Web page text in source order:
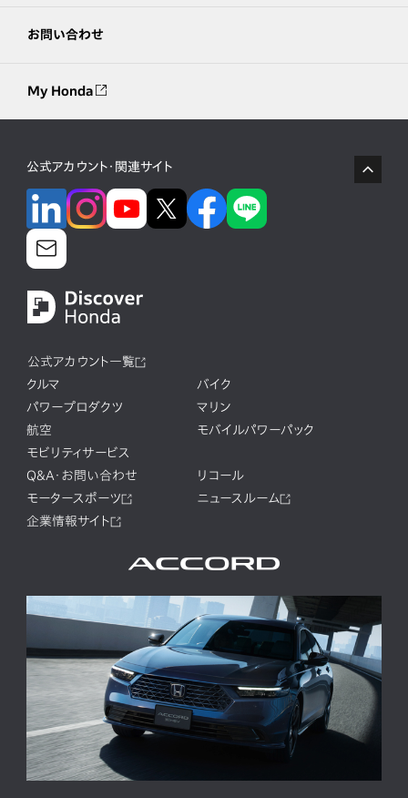
お問い合わせ
My Honda
公式アカウント・関連サイト
公式アカウント一覧
クルマ
バイク
パワープロダクツ
マリン
航空
モバイルパワーパック
モビリティサービス
Q&A・お問い合わせ
リコール
モータースポーツ
ニュースルーム
企業情報サイト